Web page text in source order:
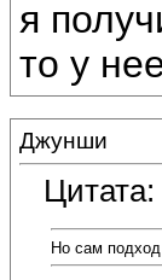
я
то у
Джунши
Цитата:
Но сам